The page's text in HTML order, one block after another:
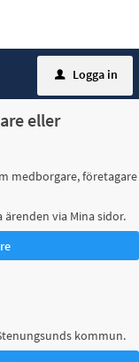
u Logga in
eller
medborgare, företagare
via Mina sidor.
kommun.